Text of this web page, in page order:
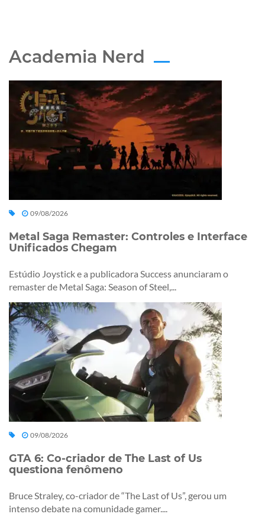
Academia Nerd
09/08/2026
Metal Saga Remaster: Controles e Interface
Unificados Chegam
Estúdio Joystick e a publicadora Success anunciaram o
remaster de Metal Saga: Season of Steel,...
09/08/2026
GTA 6: Co-criador de The Last of Us
questiona fenômeno
Bruce Straley, co-criador de “The Last of Us”, gerou um
intenso debate na comunidade gamer....